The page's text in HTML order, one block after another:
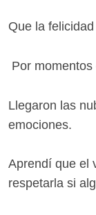
Que la
Por
Llegaron las
emociones.
Aprendí que el
respetarla si